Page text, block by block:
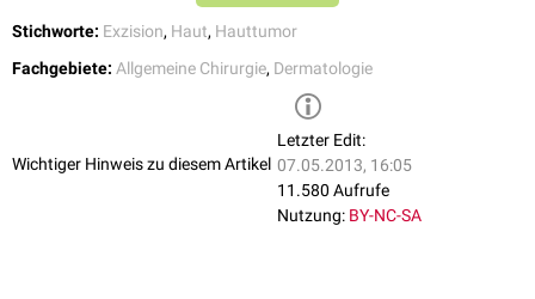
Stichworte: Exzision, Haut, Hauttumor
Fachgebiete: Allgemeine Chirurgie, Dermatologie
Wichtiger Hinweis zu diesem Artikel
Letzter Edit:
07.05.2013, 16:05
11.580 Aufrufe
Nutzung: BY-NC-SA